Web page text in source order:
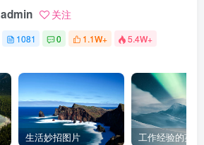
admin 关注
1081 0 1.1W+ 5.4W+
生活妙招图片 工作经验的英